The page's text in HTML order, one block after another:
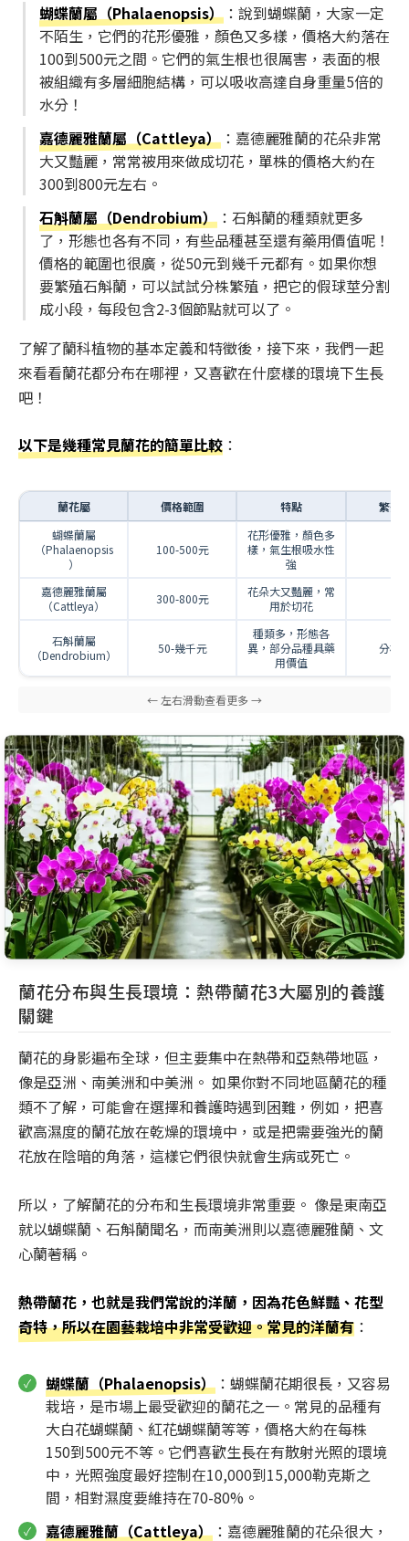
蝴蝶蘭屬（Phalaenopsis） ：說到蝴蝶蘭，大家一定
不陌生，它們的花形優雅，顏色又多樣，價格大約落在
100到500元之間。它們的氣生根也很厲害，表面的根
被組織有多層細胞結構，可以吸收高達自身重量5倍的
水分！
嘉德麗雅蘭屬（Cattleya） ：嘉德麗雅蘭的花朵非常
大又豔麗，常常被用來做成切花，單株的價格大約在
300到800元左右。
石斛蘭屬（Dendrobium） ：石斛蘭的種類就更多
了，形態也各有不同，有些品種甚至還有藥用價值呢！
價格的範圍也很廣，從50元到幾千元都有。如果你想
要繁殖石斛蘭，可以試試分株繁殖，把它的假球莖分割
成小段，每段包含2-3個節點就可以了。
了解了蘭科植物的基本定義和特徵後，接下來，我們一起
來看看蘭花都分布在哪裡，又喜歡在什麼樣的環境下生長
吧！
以下是幾種常見蘭花的簡單比較 ：
蘭花屬 價格範圍 特點
繁殖
蝴蝶蘭屬
（Phalaenopsis
）
100-500元
花形優雅，顏色多
樣，氣生根吸水性
強
嘉德麗雅蘭屬
（Cattleya）
300-800元
花朵大又豔麗，常
用於切花
石斛蘭屬
（Dendrobium）
50-幾千元
種類多，形態各
異，部分品種具藥
用價值
分株
蘭花分布與生長環境：熱帶蘭花3大屬別的養護
關鍵
蘭花的身影遍布全球，但主要集中在熱帶和亞熱帶地區，
像是亞洲、南美洲和中美洲。 如果你對不同地區蘭花的種
類不了解，可能會在選擇和養護時遇到困難，例如，把喜
歡高濕度的蘭花放在乾燥的環境中，或是把需要強光的蘭
花放在陰暗的角落，這樣它們很快就會生病或死亡。
所以，了解蘭花的分布和生長環境非常重要。 像是東南亞
就以蝴蝶蘭、石斛蘭聞名，而南美洲則以嘉德麗雅蘭、文
心蘭著稱。
熱帶蘭花，也就是我們常說的洋蘭，因為花色鮮豔、花型
奇特，所以在園藝栽培中非常受歡迎。常見的洋蘭有 ：
蝴蝶蘭（Phalaenopsis） ：蝴蝶蘭花期很長，又容易
栽培，是市場上最受歡迎的蘭花之一。常見的品種有
大白花蝴蝶蘭、紅花蝴蝶蘭等等，價格大約在每株
150到500元不等。它們喜歡生長在有散射光照的環境
中，光照強度最好控制在10,000到15,000勒克斯之
間，相對濕度要維持在70-80%。
嘉德麗雅蘭（Cattleya） ：嘉德麗雅蘭的花朵很大，